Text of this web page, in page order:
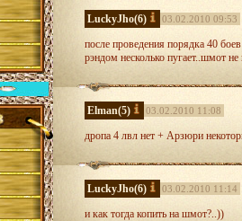
LuckyJho(6) 03.02.2010 09:53
после проведения порядка 40
рэндом несколько пугает..шмот
Elman(5) 03.02.2010 11:08
дропа 4 лвл нет + Арзюри
LuckyJho(6) 03.02.2010 11:14
и как тогда копить на шмот?..))